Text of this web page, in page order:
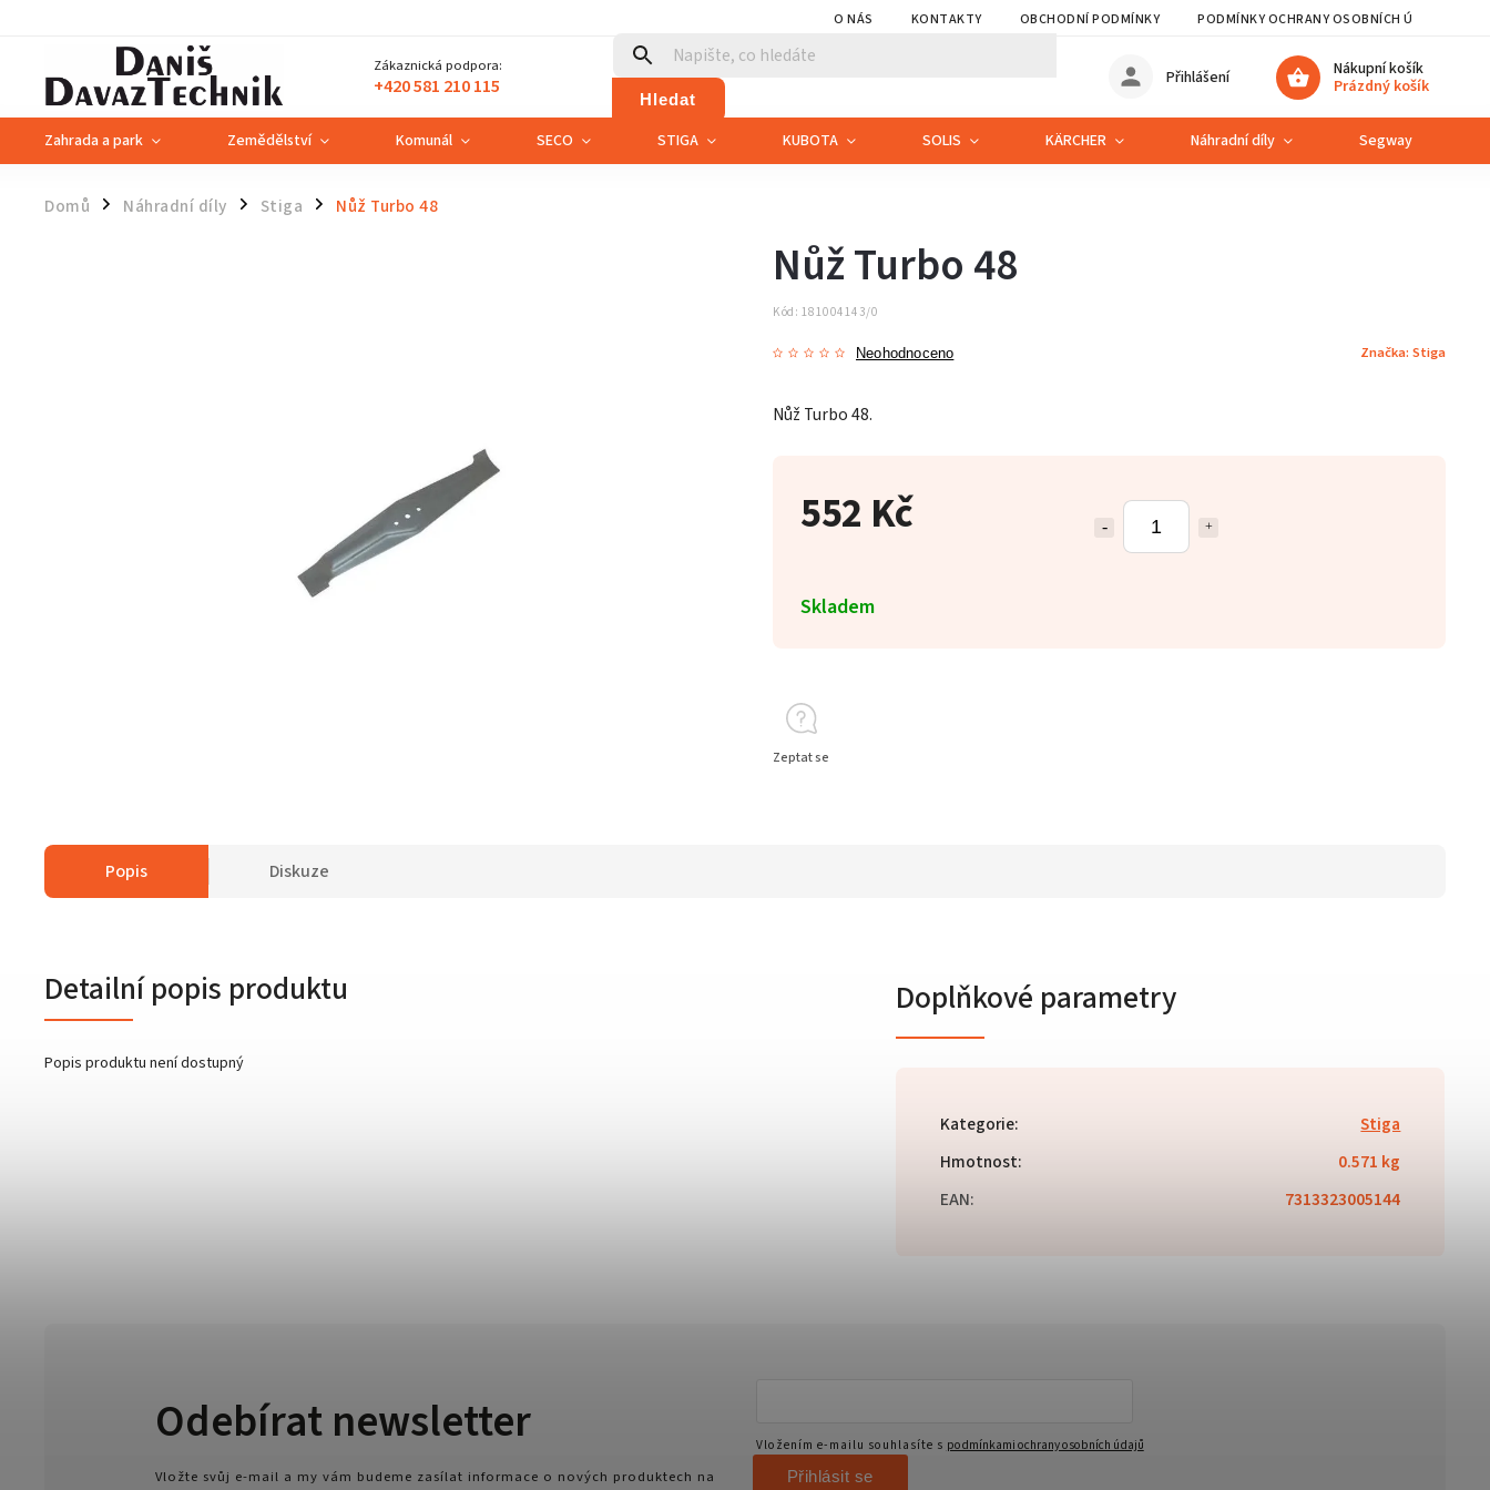
O NÁS KONTAKTY OBCHODNÍ PODMÍNKY PODMÍNKY OCHRANY OSOBNÍCH ÚDAJŮ
Zákaznická podpora:
+420 581 210 115 Hledat
Nákupní košík
Prázdný košík
Přihlášení
Zahrada a park Zemědělství Komunál SECO STIGA KUBOTA SOLIS KÄRCHER Náhradní díly Segway
Domů / Náhradní díly / Stiga / Nůž Turbo 48
552 Kč
Skladem
Nůž Turbo 48
Kód: 181004143/0
Neohodnoceno Značka: Stiga
Nůž Turbo 48.
Zeptat se
Popis Diskuze
Detailní popis produktu
Popis produktu není dostupný
Doplňkové parametry
Kategorie:
Stiga
Hmotnost:
0.571 kg
EAN: 7313323005144
Odebírat newsletter
Vložte svůj e-mail a my vám budeme zasílat informace o nových produktech na
Vložením e-mailu souhlasíte s podmínkami ochrany osobních údajů
Přihlásit se